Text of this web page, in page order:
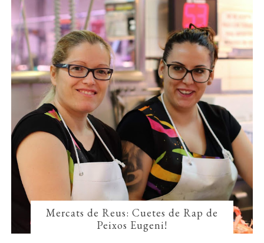
Mercats de Reus: Cuetes de Rap de
Peixos Eugeni!